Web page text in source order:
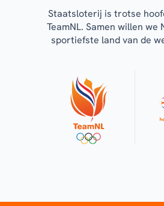
Staatsloterij is trotse
TeamNL. Samen willen we
sportiefste land van de